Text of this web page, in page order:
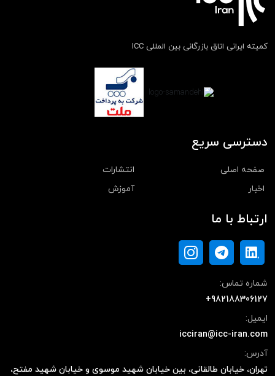
کمیته ایرانی اتاق بازرگانی بین المللی ICC
دسترسی سریع
صفحه اصلی
انتشارات
اخبار
آموزش
ارتباط با ما
شماره تماس:
+982188306127
ایمیل:
icciran@icc-iran.com
آدرس:
تهران، خیابان طالقانی، بین خیابان شهید موسوی و خیابان شهید مفتح،